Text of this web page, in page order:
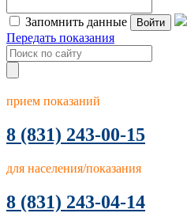
Запомнить данные Войти
Передать показания
прием показаний
8 (831) 243-00-15
для населения/показания
8 (831) 243-04-14